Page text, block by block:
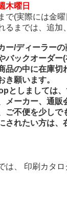
木曜日
で(実際には金
るまでは、追加
ー/ディーラー
バックオーダー
品の中に在庫切
き願います。
としましては
メーカー、通
ご不便を少しで
されたい方は
は、 印刷カタ